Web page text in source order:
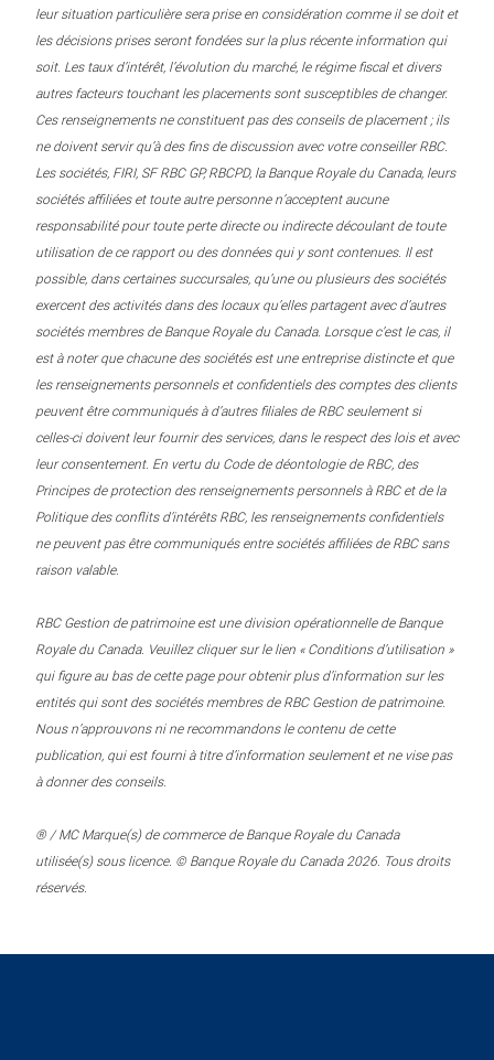
leur situation particulière sera prise en considération comme il se doit et
les décisions prises seront fondées sur la plus récente information qui
soit. Les taux d’intérêt, l’évolution du marché, le régime fiscal et divers
autres facteurs touchant les placements sont susceptibles de changer.
Ces renseignements ne constituent pas des conseils de placement ; ils
ne doivent servir qu’à des fins de discussion avec votre conseiller RBC.
Les sociétés, FIRI, SF RBC GP, RBCPD, la Banque Royale du Canada, leurs
sociétés affiliées et toute autre personne n’acceptent aucune
responsabilité pour toute perte directe ou indirecte découlant de toute
utilisation de ce rapport ou des données qui y sont contenues. Il est
possible, dans certaines succursales, qu’une ou plusieurs des sociétés
exercent des activités dans des locaux qu’elles partagent avec d’autres
sociétés membres de Banque Royale du Canada. Lorsque c’est le cas, il
est à noter que chacune des sociétés est une entreprise distincte et que
les renseignements personnels et confidentiels des comptes des clients
peuvent être communiqués à d’autres filiales de RBC seulement si
celles-ci doivent leur fournir des services, dans le respect des lois et avec
leur consentement. En vertu du Code de déontologie de RBC, des
Principes de protection des renseignements personnels à RBC et de la
Politique des conflits d’intérêts RBC, les renseignements confidentiels
ne peuvent pas être communiqués entre sociétés affiliées de RBC sans
raison valable.
RBC Gestion de patrimoine est une division opérationnelle de Banque
Royale du Canada. Veuillez cliquer sur le lien « Conditions d’utilisation »
qui figure au bas de cette page pour obtenir plus d’information sur les
entités qui sont des sociétés membres de RBC Gestion de patrimoine.
Nous n’approuvons ni ne recommandons le contenu de cette
publication, qui est fourni à titre d’information seulement et ne vise pas
à donner des conseils.
® / MC Marque(s) de commerce de Banque Royale du Canada
utilisée(s) sous licence. © Banque Royale du Canada 2026. Tous droits
réservés.